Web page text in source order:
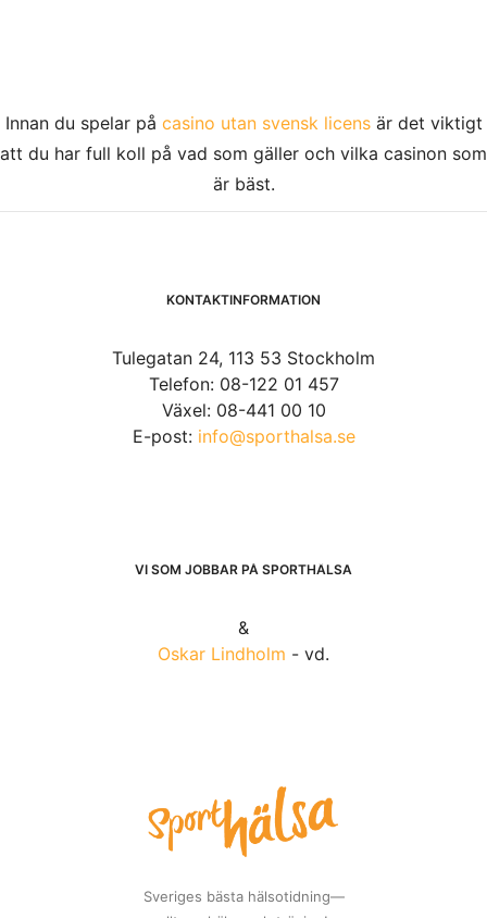
Innan du spelar på casino utan svensk licensär det viktigt
att du har full koll på vad som gäller och vilka casinon som
är bäst.
KONTAKTINFORMATION
Tulegatan 24, 113 53 Stockholm
Telefon: 08-122 01 457
Växel: 08-441 00 10
E-post: info@sporthalsa.se
VI SOM JOBBAR PÅ SPORTHÄLSA
&
Oskar Lindholm - vd.
Sveriges bästa hälsotidning—